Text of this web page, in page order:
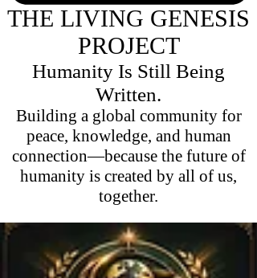
THE LIVING GENESIS
PROJECT
Humanity Is Still Being
Written.
Building a global community for
peace, knowledge, and human
connection—because the future of
humanity is created by all of us,
together.